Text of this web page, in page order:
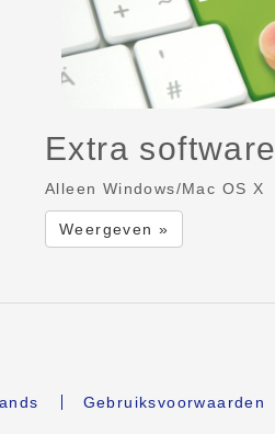
Extra software
Alleen Windows/Mac OS X
Weergeven »
Gebruiksvoorwaarden